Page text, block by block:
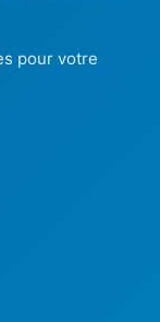
pour votre